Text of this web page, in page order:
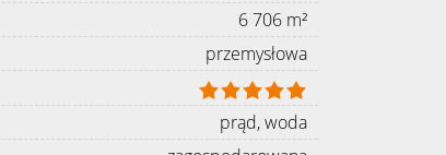
6 706 m²
przemysłowa
prąd, woda